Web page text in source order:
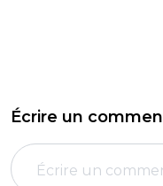
Écrire un